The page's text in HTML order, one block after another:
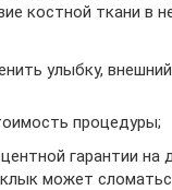
костной ткани в
улыбку,
процедуры;
гарантии на
клык может